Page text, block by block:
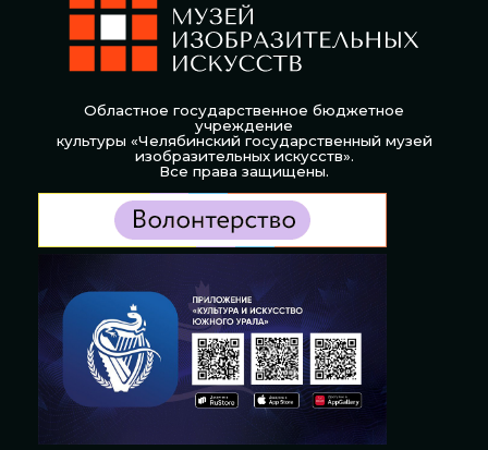
Областное государственное бюджетное
учреждение
культуры «Челябинский государственный музей
изобразительных искусств».
Все права защищены.